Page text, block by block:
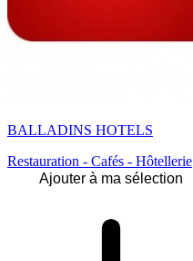
BALLADINS HOTELS
Restauration - Cafés - Hôtellerie
Ajouter à ma sélection